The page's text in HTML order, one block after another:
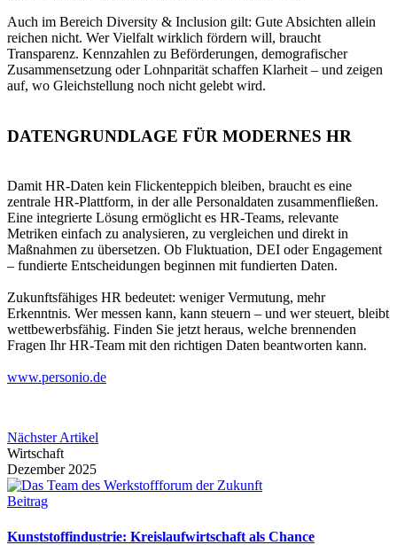
Auch im Bereich Diversity & Inclusion gilt: Gute Absichten allein
reichen nicht. Wer Vielfalt wirklich fördern will, braucht
Transparenz. Kennzahlen zu Beförderungen, demografischer
Zusammensetzung oder Lohnparität schaffen Klarheit – und zeigen
auf, wo Gleichstellung noch nicht gelebt wird.
DATENGRUNDLAGE FÜR MODERNES HR
Damit HR-Daten kein Flickenteppich bleiben, braucht es eine
zentrale HR-Plattform, in der alle Personaldaten zusammenfließen.
Eine integrierte Lösung ermöglicht es HR-Teams, relevante
Metriken einfach zu analysieren, zu vergleichen und direkt in
Maßnahmen zu übersetzen. Ob Fluktuation, DEI oder Engagement
– fundierte Entscheidungen beginnen mit fundierten Daten.
Zukunftsfähiges HR bedeutet: weniger Vermutung, mehr
Erkenntnis. Wer messen kann, kann steuern – und wer steuert, bleibt
wettbewerbsfähig. Finden Sie jetzt heraus, welche brennenden
Fragen Ihr HR-Team mit den richtigen Daten beantworten kann.
www.personio.de
Nächster Artikel
Wirtschaft
Dezember 2025
Beitrag
Kunststoffindustrie: Kreislaufwirtschaft als Chance